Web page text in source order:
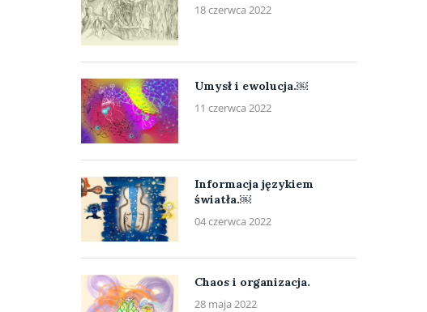
18 czerwca 2022
Umysł i ewolucja.￼
11 czerwca 2022
Informacja językiem
światła.￼
04 czerwca 2022
Chaos i organizacja.
28 maja 2022